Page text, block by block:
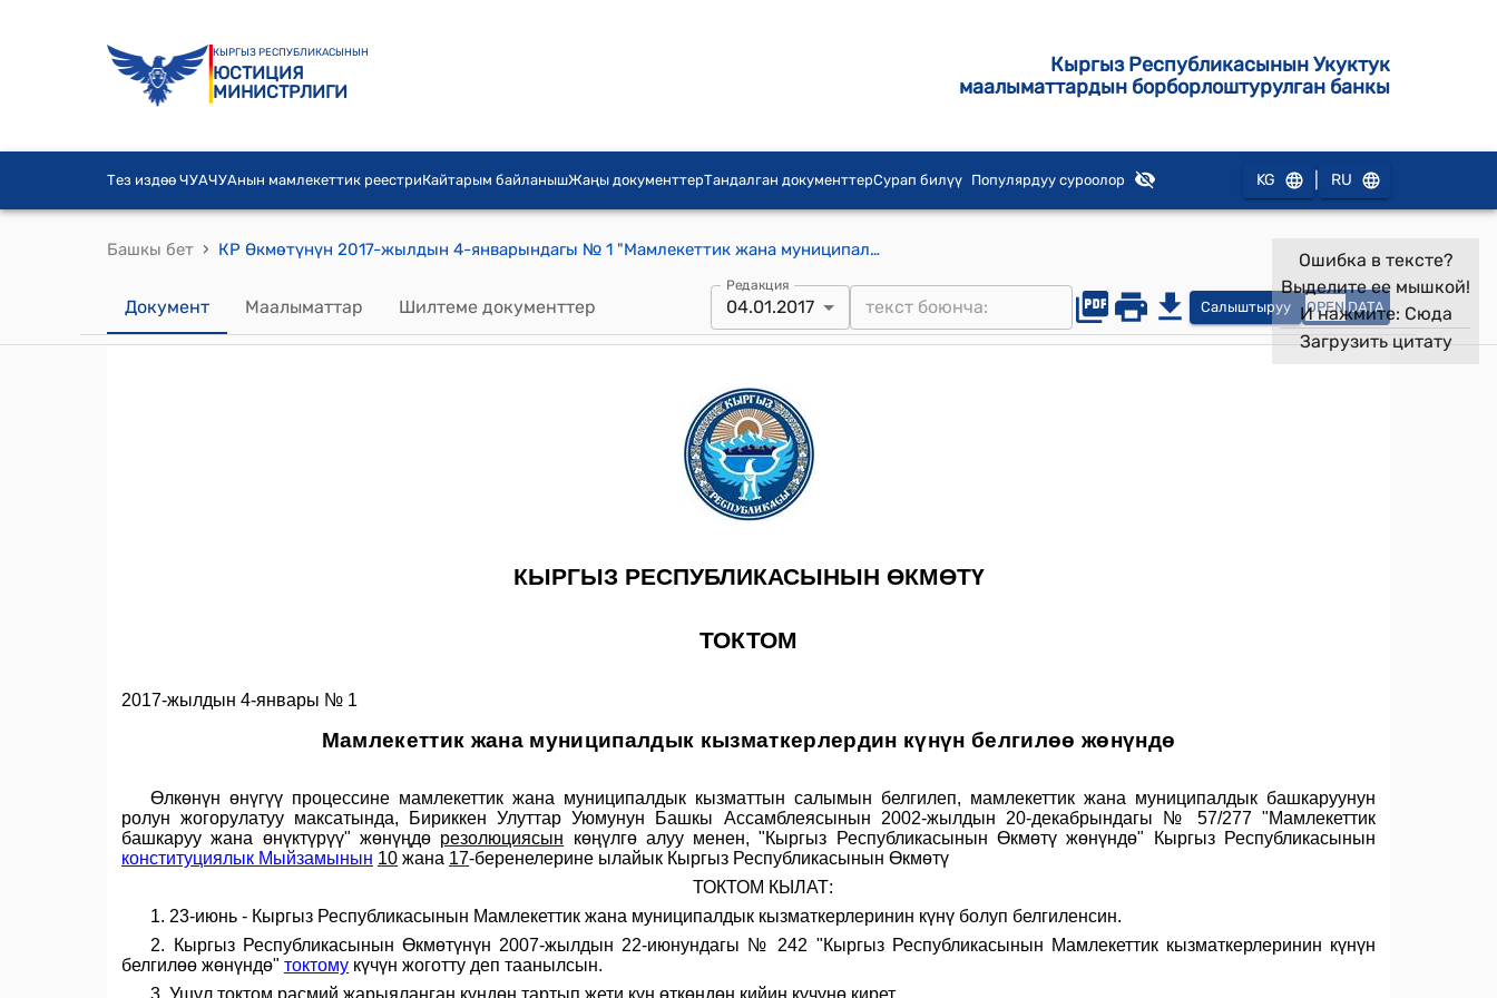
КЫРГЫЗ РЕСПУБЛИКАСЫНЫН
ЮСТИЦИЯ
МИНИСТРЛИГИ
Кыргыз Республикасынын Укуктук
маалыматтардын борборлоштурулган банкы
Тез издөө ЧУАЧУАнын мамлекеттик реестриКайтарым байланышЖаңы документтерТандалган документтерСурап билүү Популярдуу суроолор KG RU
Башкы бет › КР Өкмөтүнүн 2017-жылдын 4-январындагы № 1 "Мамлекеттик жана муниципалдык кызматкерлердин күнүн белгилөө жөнүндө" токтому
Документ Маалыматтар Шилтеме документтер
Редакция
04.01.2017 Салыштыруу OPEN DATA
Ошибка в тексте?
Выделите ее мышкой!
И нажмите: Сюда
Загрузить цитату